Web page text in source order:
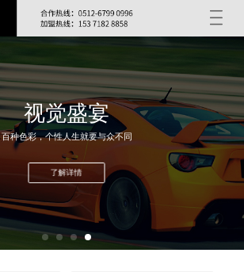
视觉盛宴
百种色彩，个性人生就要与众不同
了解详情